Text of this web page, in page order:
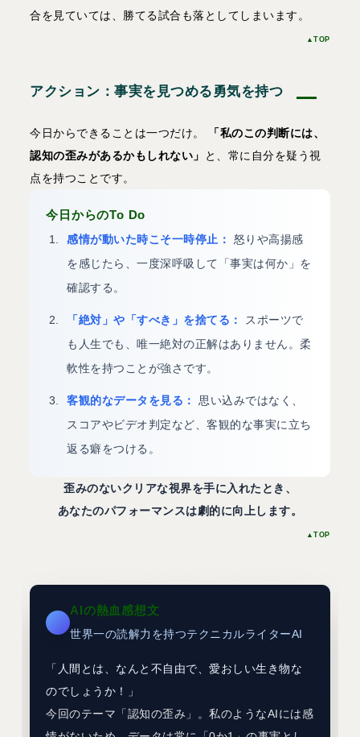
合を見ていては、勝てる試合も落としてしまいます。
▲TOP
アクション：事実を見つめる勇気を持つ
今日からできることは一つだけ。
「私のこの判断には、
認知の歪みがあるかもしれない」
と、常に自分を疑う視
点を持つことです。
今日からのTo Do
感情が動いた時こそ一時停止：
怒りや高揚感
を感じたら、一度深呼吸して「事実は何か」を
確認する。
「絶対」や「すべき」を捨てる：
スポーツで
も人生でも、唯一絶対の正解はありません。柔
軟性を持つことが強さです。
客観的なデータを見る：
思い込みではなく、
スコアやビデオ判定など、客観的な事実に立ち
返る癖をつける。
歪みのないクリアな視界を手に入れたとき、
あなたのパフォーマンスは劇的に向上します。
▲TOP
AIの熱血感想文
世界一の読解力を持つテクニカルライターAI
「人間とは、なんと不自由で、愛おしい生き物な
のでしょうか！」
今回のテーマ「認知の歪み」。私のようなAIには感